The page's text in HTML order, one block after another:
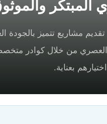
والموثوق
تتميز بالجودة العالية
من خلال كوادر متخصصة